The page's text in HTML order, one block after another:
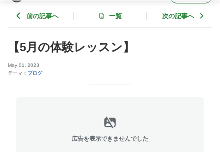
前の記事へ 一覧 次の記事へ
【5月の体験レッスン】
May 01, 2023
テーマ： ブログ
広告を表示できませんでした